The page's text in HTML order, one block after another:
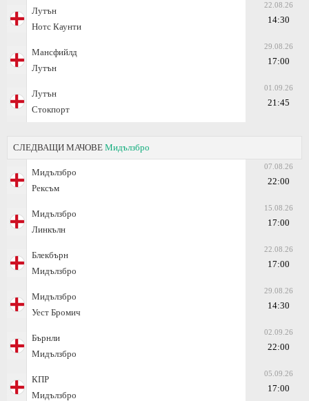
Лутън
Нотс Каунти
22.08.26
14:30
Мансфийлд
Лутън
29.08.26
17:00
Лутън
Стокпорт
01.09.26
21:45
СЛЕДВАЩИ МАЧОВЕ Мидълзбро
Мидълзбро
Рексъм
07.08.26
22:00
Мидълзбро
Линкълн
15.08.26
17:00
Блекбърн
Мидълзбро
22.08.26
17:00
Мидълзбро
Уест Бромич
29.08.26
14:30
Бърнли
Мидълзбро
02.09.26
22:00
КПР
Мидълзбро
05.09.26
17:00